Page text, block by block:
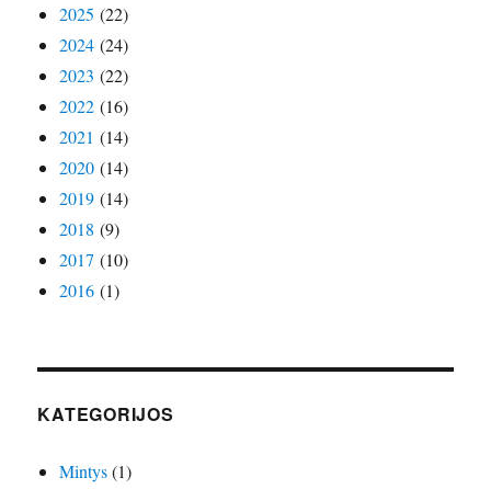
2025 (22)
2024 (24)
2023 (22)
2022 (16)
2021 (14)
2020 (14)
2019 (14)
2018 (9)
2017 (10)
2016 (1)
KATEGORIJOS
Mintys(1)